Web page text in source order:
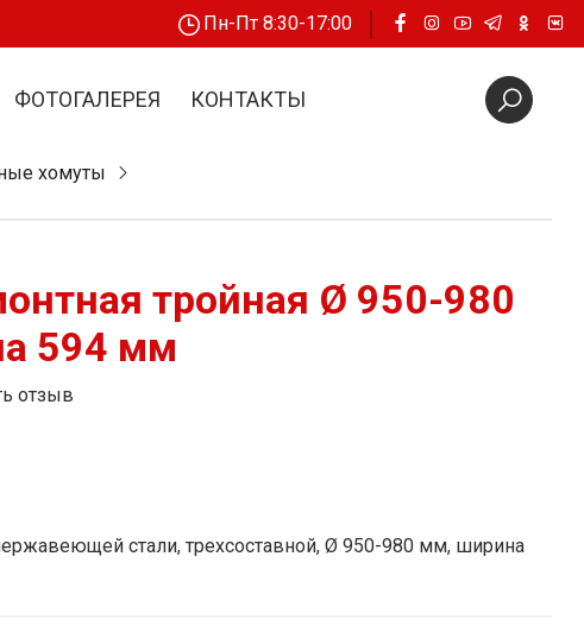
Пн-Пт 8:30-17:00
ФОТОГАЛЕРЕЯ КОНТАКТЫ
хомуты
тройная Ø 950-980
594 мм
отзыв
стали, трехсоставной, Ø 950-980 мм, ширина